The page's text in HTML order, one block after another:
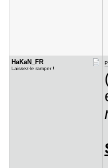
HaKaN_FR
Laissez-le ramper !